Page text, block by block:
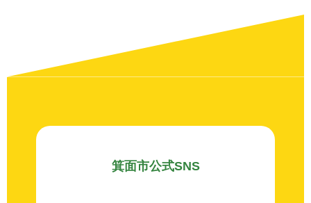
箕面市公式SNS